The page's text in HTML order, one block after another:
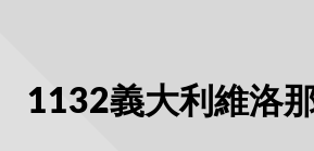
1132義大利維洛